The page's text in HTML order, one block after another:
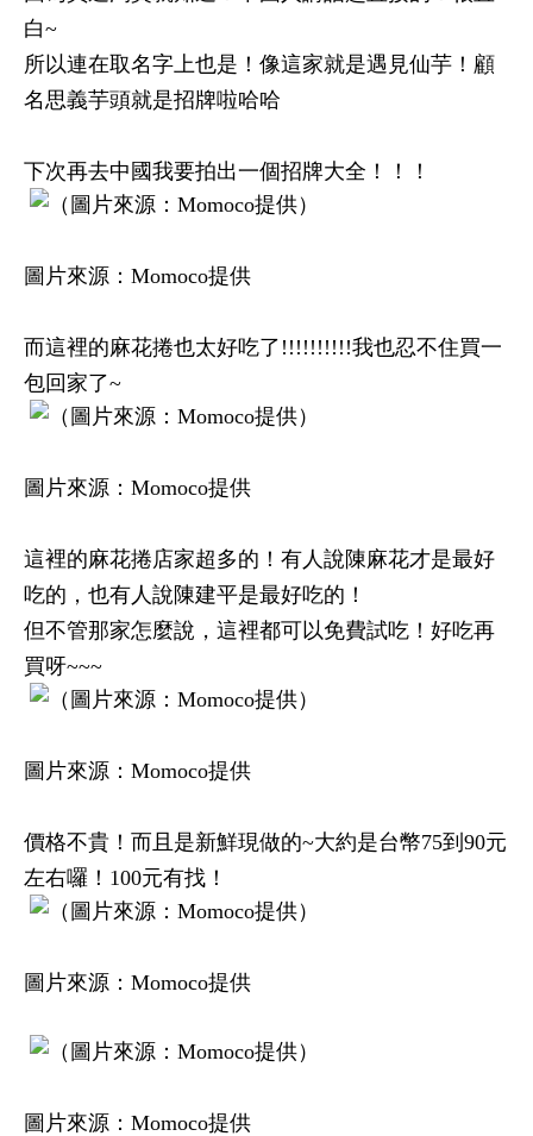
白~
所以連在取名字上也是！像這家就是遇見仙芋！顧
名思義芋頭就是招牌啦哈哈
下次再去中國我要拍出一個招牌大全！！！
圖片來源：Momoco提供
而這裡的麻花捲也太好吃了!!!!!!!!!!我也忍不住買一
包回家了~
圖片來源：Momoco提供
這裡的麻花捲店家超多的！有人說陳麻花才是最好
吃的，也有人說陳建平是最好吃的！
但不管那家怎麼說，這裡都可以免費試吃！好吃再
買呀~~~
圖片來源：Momoco提供
價格不貴！而且是新鮮現做的~大約是台幣75到90元
左右囉！100元有找！
圖片來源：Momoco提供
圖片來源：Momoco提供